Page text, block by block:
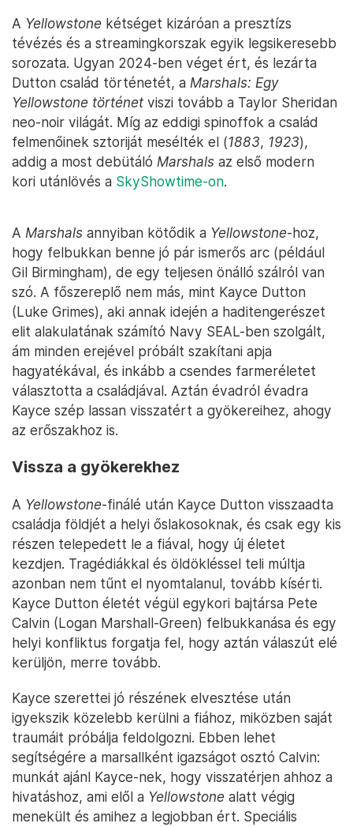
A Yellowstone kétséget kizáróan a presztízs
tévézés és a streamingkorszak egyik legsikeresebb
sorozata. Ugyan 2024-ben véget ért, és lezárta
Dutton család történetét, a Marshals: Egy
Yellowstone történet viszi tovább a Taylor Sheridan
neo-noir világát. Míg az eddigi spinoffok a család
felmenőinek sztoriját mesélték el (1883, 1923),
addig a most debütáló Marshals az első modern
kori utánlövés a SkyShowtime-on.
A Marshals annyiban kötődik a Yellowstone-hoz,
hogy felbukkan benne jó pár ismerős arc (például
Gil Birmingham), de egy teljesen önálló szálról van
szó. A főszereplő nem más, mint Kayce Dutton
(Luke Grimes), aki annak idején a haditengerészet
elit alakulatának számító Navy SEAL-ben szolgált,
ám minden erejével próbált szakítani apja
hagyatékával, és inkább a csendes farmeréletet
választotta a családjával. Aztán évadról évadra
Kayce szép lassan visszatért a gyökereihez, ahogy
az erőszakhoz is.
Vissza a gyökerekhez
A Yellowstone-finálé után Kayce Dutton visszaadta
családja földjét a helyi őslakosoknak, és csak egy kis
részen telepedett le a fiával, hogy új életet
kezdjen. Tragédiákkal és öldökléssel teli múltja
azonban nem tűnt el nyomtalanul, tovább kísérti.
Kayce Dutton életét végül egykori bajtársa Pete
Calvin (Logan Marshall-Green) felbukkanása és egy
helyi konfliktus forgatja fel, hogy aztán válaszút elé
kerüljön, merre tovább.
Kayce szerettei jó részének elvesztése után
igyekszik közelebb kerülni a fiához, miközben saját
traumáit próbálja feldolgozni. Ebben lehet
segítségére a marsallként igazságot osztó Calvin:
munkát ajánl Kayce-nek, hogy visszatérjen ahhoz a
hivatáshoz, ami elől a Yellowstone alatt végig
menekült és amihez a legjobban ért. Speciális